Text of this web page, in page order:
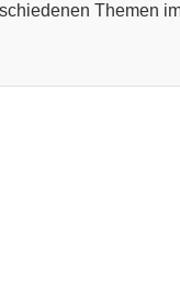
Themen